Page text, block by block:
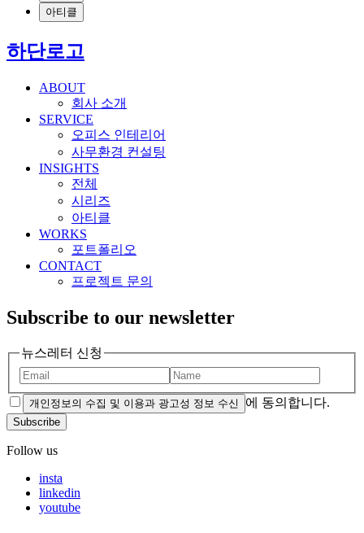
아티클
하단로고
ABOUT
회사 소개
SERVICE
오피스 인테리어
사무환경 컨설팅
INSIGHTS
전체
시리즈
아티클
WORKS
포트폴리오
CONTACT
프로젝트 문의
Subscribe to our newsletter
뉴스레터 신청
개인정보의 수집 및 이용과 광고성 정보 수신 에 동의합니다.
Subscribe
Follow us
insta
linkedin
youtube